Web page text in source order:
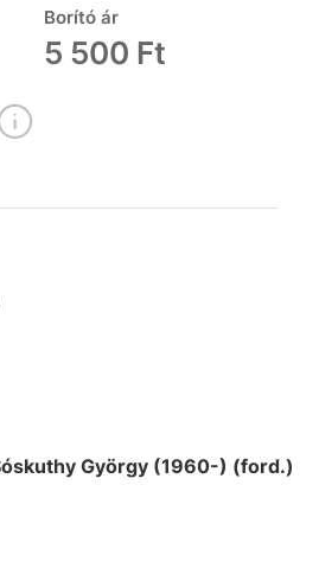
Borító ár
5 500 Ft
György (1960-) (ford.)